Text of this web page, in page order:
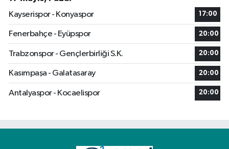
Kayserispor - Konyaspor
17:00
Fenerbahçe - Eyüpspor 20:00
Trabzonspor - Gençlerbirliği S.K. 20:00
Kasımpaşa - Galatasaray 20:00
Antalyaspor - Kocaelispor 20:00